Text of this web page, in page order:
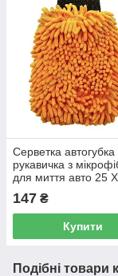
Серветка автогубка
рукавичка з
для миття авто 25
Elegant Maxi EL
147 ₴
Купити
Подібні товари